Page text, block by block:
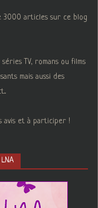
3000 articles sur ce blog
TV, romans ou films
mais aussi des
avis et à participer !
LNA